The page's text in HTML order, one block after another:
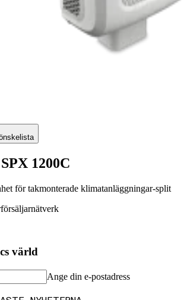
1200C
för takmonterade klimatanläggningar-split
värld
Ange din e-postadress